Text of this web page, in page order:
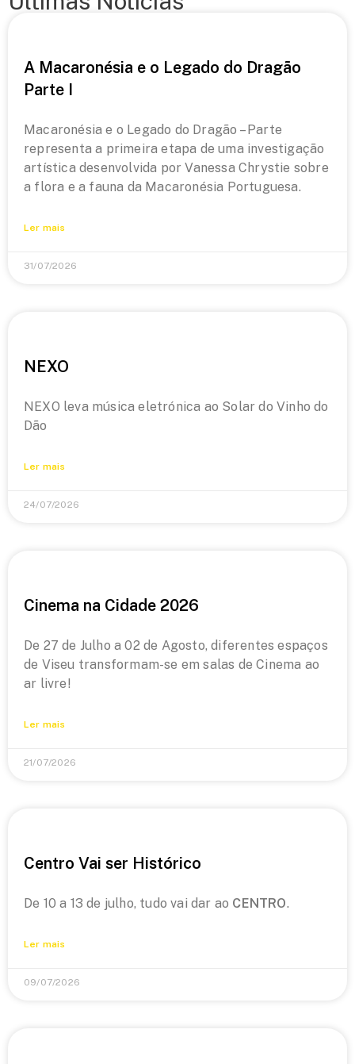
A Macaronésia e o Legado do Dragão
Parte I
Macaronésia e o Legado do Dragão – Parte
representa a primeira etapa de uma investigação
artística desenvolvida por Vanessa Chrystie sobre
a flora e a fauna da Macaronésia Portuguesa.
Ler mais
31/07/2026
NEXO
NEXO leva música eletrónica ao Solar do Vinho do
Dão
Ler mais
24/07/2026
Cinema na Cidade 2026
De 27 de Julho a 02 de Agosto, diferentes espaços
de Viseu transformam-se em salas de Cinema ao
ar livre!
Ler mais
21/07/2026
Centro Vai ser Histórico
De 10 a 13 de julho, tudo vai dar ao CENTRO.
Ler mais
09/07/2026